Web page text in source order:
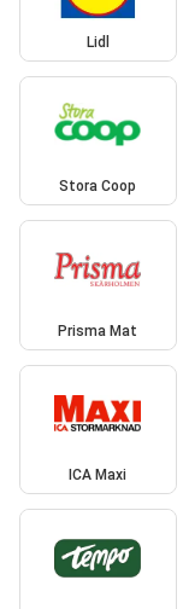
Lidl
Stora Coop
Prisma Mat
ICA Maxi